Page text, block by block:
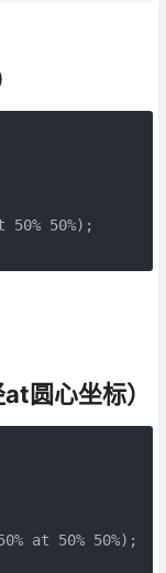
50% 50%);
圆心坐标）
at 50% 50%);